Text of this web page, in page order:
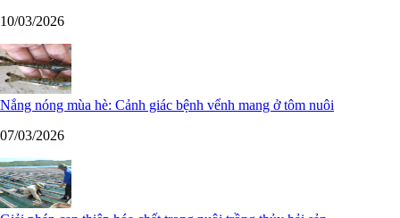
10/03/2026
Nắng nóng mùa hè: Cảnh giác bệnh vểnh mang ở tôm nuôi
07/03/2026